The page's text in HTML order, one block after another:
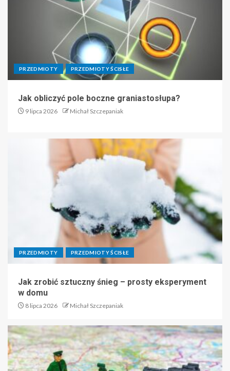
PRZEDMIOTY PRZEDMIOTY ŚCISŁE
Jak obliczyć pole boczne graniastosłupa?
9 lipca 2026 Michał Szczepaniak
PRZEDMIOTY PRZEDMIOTY ŚCISŁE
Jak zrobić sztuczny śnieg – prosty eksperyment
w domu
8 lipca 2026 Michał Szczepaniak